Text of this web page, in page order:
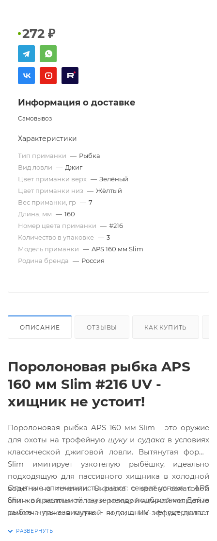
272 ₽
Информация о доставке
Самовывоз
Характеристики
Тип приманки — Рыбка
Вид ловли — Джиг
Цвет приманки верх — Зелёный
Цвет приманки низ — Жёлтый
Вес приманки, гр — 7
Длина, мм — 160
Номер цвета приманки — #216
Количество в упаковке — 3
Модель приманки — APS 160 мм Slim
Родина бренда — Россия
ОПИСАНИЕ ОТЗЫВЫ КАК КУПИТЬ
Поролоновая рыбка APS
160 мм Slim #216 UV -
хищник не устоит!
Поролоновая рыбка APS 160 мм Slim - это оружие
для охоты на трофейную щукуи судака в условиях
классической джиговой ловли. Вытянутая форма
Slim имитирует узкотелую рыбёшку, идеально
подходящую для пассивного хищника в холодной
воде и на течении. Окраска с зелёно-салатовой
спинкой, жёлтым телом и розовой нижней челюстью
заметна даже в мутной воде, а UV-эффект делает
Опытные спиннингисты знают: секрет успеха с APS
Slim - в правильной паузе между подбросами. Дайте
рыбке чуть зависнуть - и хищник не удержится.